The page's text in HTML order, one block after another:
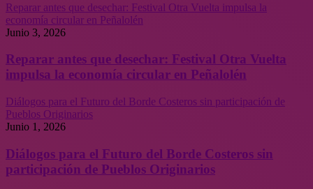
Reparar antes que desechar: Festival Otra Vuelta impulsa la
economía circular en Peñalolén
Junio 3, 2026
Reparar antes que desechar: Festival Otra Vuelta
impulsa la economía circular en Peñalolén
Diálogos para el Futuro del Borde Costeros sin participación de
Pueblos Originarios
Junio 1, 2026
Diálogos para el Futuro del Borde Costeros sin
participación de Pueblos Originarios